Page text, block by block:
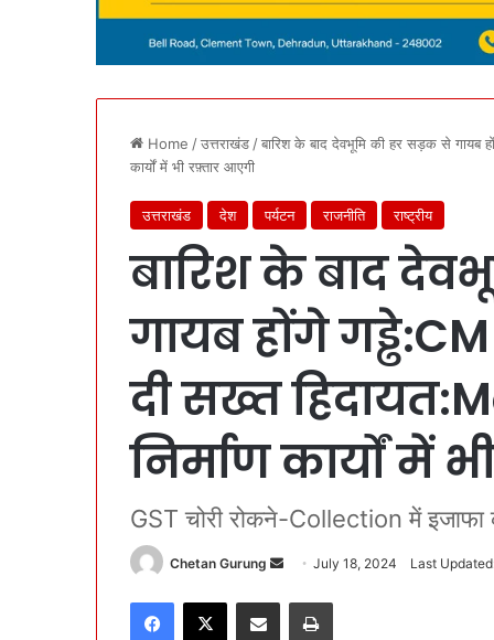
Home /उत्तराखंड /बारिश के बाद देवभूमि की हर सड़क से गायब
कार्यों में भी रफ़्तार आएगी
उत्तराखंड देश पर्यटन राजनीति राष्ट्रीय
बारिश के बाद
गायब होंगे
दी सख्त
निर्माण कार्यों में
GST चोरी रोकने-Collection में इजाफा
Chetan Gurung July 18, 2024 Last